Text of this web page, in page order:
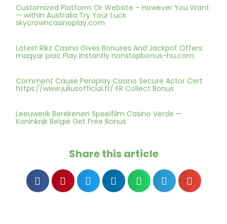
Customized Platform Or Website – However You Want
— within Australia Try Your Luck
skycrowncasinoplay.com
Latest Rikz Casino Gives Bonuses And Jackpot Offers.
magyar piac Play Instantly nonstopbonus-hu.com
Comment Cause Peraplay Casino Secure Actor Cert
https://www.juliusofficial.fr/ FR Collect Bonus
Leeuwerik Berekenen Speelfilm Casino Verde —
Koninkrijk België Get Free Bonus
Share this article